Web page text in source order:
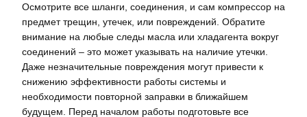
Осмотрите все шланги, соединения, и сам компрессор на
предмет трещин, утечек, или повреждений. Обратите
внимание на любые следы масла или хладагента вокруг
соединений – это может указывать на наличие утечки.
Даже незначительные повреждения могут привести к
снижению эффективности работы системы и
необходимости повторной заправки в ближайшем
будущем. Перед началом работы подготовьте все